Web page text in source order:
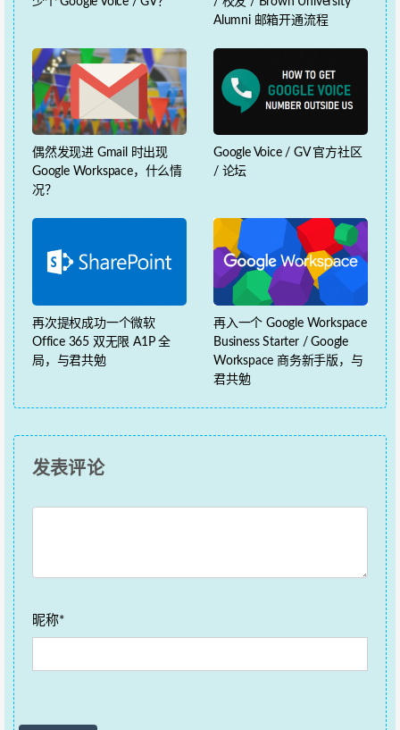
Alumni 邮箱开通流程
偶然发现进 Gmail 时出现
Google Workspace，什么情
况？
Google Voice / GV 官方社区
/ 论坛
再次提权成功一个微软
Office 365 双无限 A1P 全
局，与君共勉
再入一个 Google Workspace
Business Starter / Google
Workspace 商务新手版，与
君共勉
发表评论
昵称*